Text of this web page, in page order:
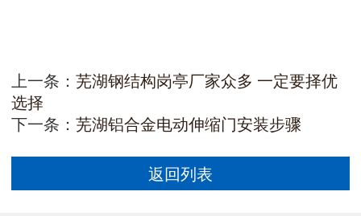
上一条： 芜湖钢结构岗亭厂家众多 一定要择优
选择
下一条： 芜湖铝合金电动伸缩门安装步骤
返回列表